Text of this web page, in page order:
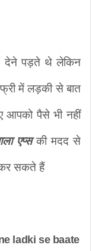
देने पड़ते थे लेकिन
में लड़की से बात
पैसे भी नहीं
एप्स की मदद से
कर सकते हैं
ladki se baate